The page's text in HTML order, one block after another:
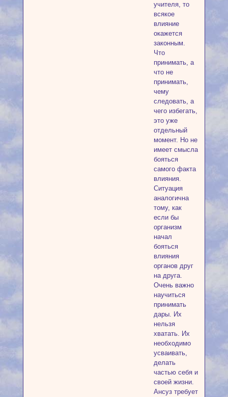
учителя, то
всякое
влияние
окажется
законным.
Что
принимать, а
что не
принимать,
чему
следовать, а
чего избегать,
это уже
отдельный
момент. Но не
имеет смысла
бояться
самого факта
влияния.
Ситуация
аналогична
тому, как
если бы
организм
начал
бояться
влияния
органов друг
на друга.
Очень важно
научиться
принимать
дары. Их
нельзя
хватать. Их
необходимо
усваивать,
делать
частью себя и
своей жизни.
Ансуз требует